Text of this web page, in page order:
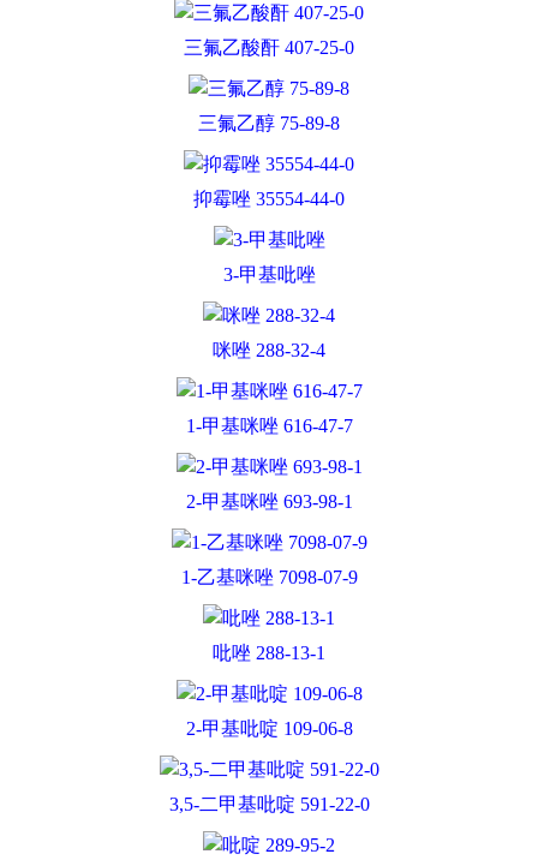
三氟乙酸酐 407-25-0
三氟乙醇 75-89-8
抑霉唑 35554-44-0
3-甲基吡唑
咪唑 288-32-4
1-甲基咪唑 616-47-7
2-甲基咪唑 693-98-1
1-乙基咪唑 7098-07-9
吡唑 288-13-1
2-甲基吡啶 109-06-8
3,5-二甲基吡啶 591-22-0